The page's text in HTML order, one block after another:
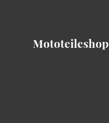
Mototeileshop